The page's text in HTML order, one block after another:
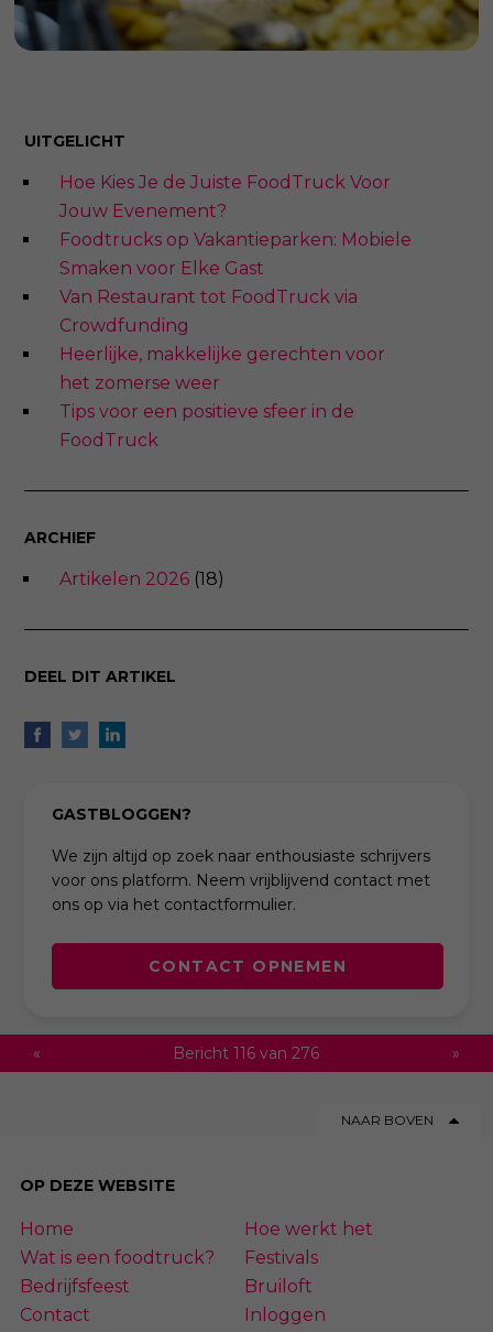
UITGELICHT
Hoe Kies Je de Juiste FoodTruck Voor
Jouw Evenement?
Foodtrucks op Vakantieparken: Mobiele
Smaken voor Elke Gast
Van Restaurant tot FoodTruck via
Crowdfunding
Heerlijke, makkelijke gerechten voor
het zomerse weer
Tips voor een positieve sfeer in de
FoodTruck
ARCHIEF
Artikelen 2026 (18)
DEEL DIT ARTIKEL
GASTBLOGGEN?
We zijn altijd op zoek naar enthousiaste schrijvers
voor ons platform. Neem vrijblijvend contact met
ons op via het contactformulier.
CONTACT OPNEMEN
« Bericht 116 van 276 »
NAAR BOVEN
OP DEZE WEBSITE
Home
Hoe werkt het
Wat is een foodtruck?
Festivals
Bedrijfsfeest
Bruiloft
Contact
Inloggen